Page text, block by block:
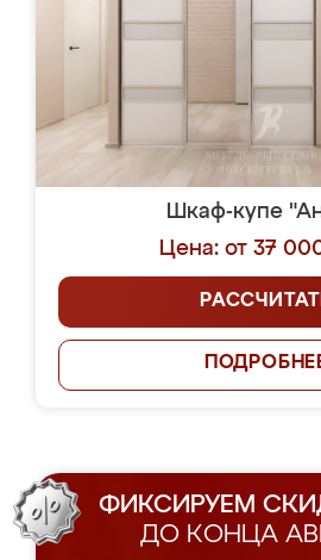
Шкаф-купе
Цена: от 37
ФИКСИРУЕМ
ДО КОНЦА